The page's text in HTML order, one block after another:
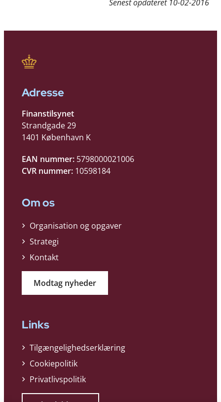
Senest opdateret 10-02-2016
Adresse
Finanstilsynet
Strandgade 29
1401 København K
EAN nummer: 5798000021006
CVR nummer: 10598184
Om os
Organisation og opgaver
Strategi
Kontakt
Modtag nyheder
Links
Tilgængelighedserklæring
Cookiepolitik
Privatlivspolitik